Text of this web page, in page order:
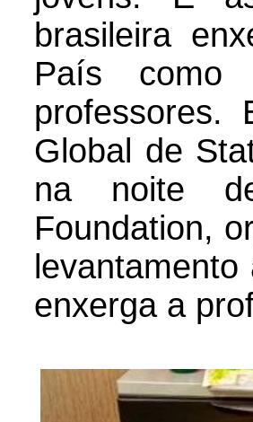
brasileira
País
professores.
Global de
na noite
Foundation,
enxerga a